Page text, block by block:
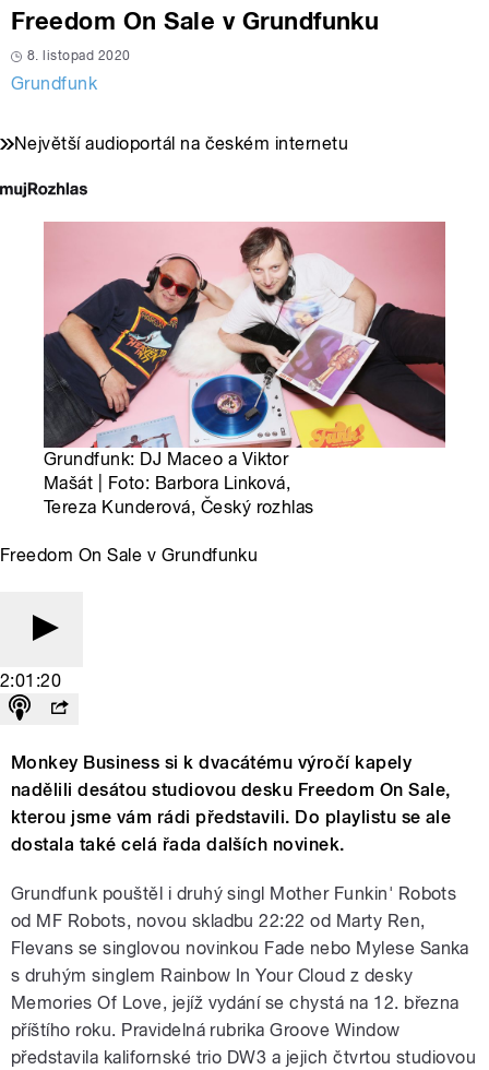
Freedom On Sale v Grundfunku
8. listopad 2020
Grundfunk
Největší audioportál na českém internetu
Grundfunk: DJ Maceo a Viktor
Mašát | Foto: Barbora Linková,
Tereza Kunderová, Český rozhlas
Freedom On Sale v Grundfunku
2:01:20
Monkey Business si k dvacátému výročí kapely
nadělili desátou studiovou desku Freedom On Sale,
kterou jsme vám rádi představili. Do playlistu se ale
dostala také celá řada dalších novinek.
Grundfunk pouštěl i druhý singl Mother Funkin' Robots
od MF Robots, novou skladbu 22:22 od Marty Ren,
Flevans se singlovou novinkou Fade nebo Mylese Sanka
s druhým singlem Rainbow In Your Cloud z desky
Memories Of Love, jejíž vydání se chystá na 12. března
příštího roku. Pravidelná rubrika Groove Window
představila kalifornské trio DW3 a jejich čtvrtou studiovou